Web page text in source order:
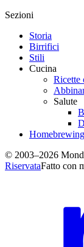
Sezioni
Storia
Birrifici
Stili
Cucina
Ricette
Salute
Homebrewing
© 2003–2026
RiservataFatto con